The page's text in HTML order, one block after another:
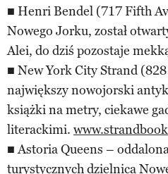
■ Henri Bendel (717 Fifth
Nowego Jorku, został
Alei, do dziś pozostaje
■ New York City Strand
największy nowojorski
książki na metry, ciekawe
literackimi.
■ Astoria Queens –
turystycznych dzielnica